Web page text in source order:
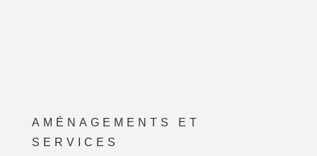
AMÉNAGEMENTS ET
SERVICES